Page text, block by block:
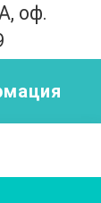
оф.